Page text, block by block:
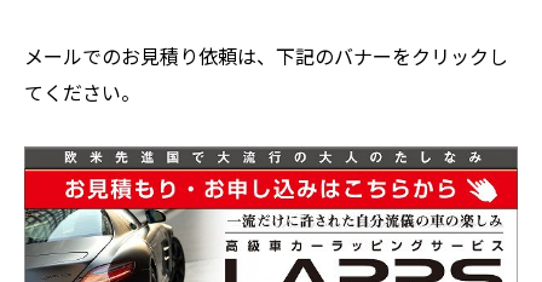
メールでのお見積り依頼は、下記のバナーをクリックし
てください。